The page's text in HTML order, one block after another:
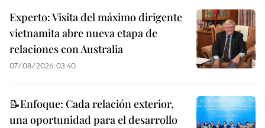
Experto: Visita del máximo dirigente
vietnamita abre nueva etapa de
relaciones con Australia
07/08/2026 03:40
📝Enfoque: Cada relación exterior,
una oportunidad para el desarrollo